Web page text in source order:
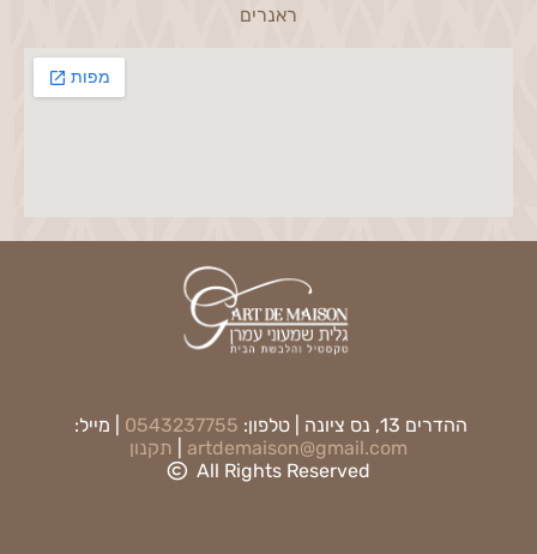
ראנרים
ההדרים 13, נס ציונה | טלפון: 0543237755 | מייל:
artdemaison@gmail.com
תקנון
All Rights Reserved